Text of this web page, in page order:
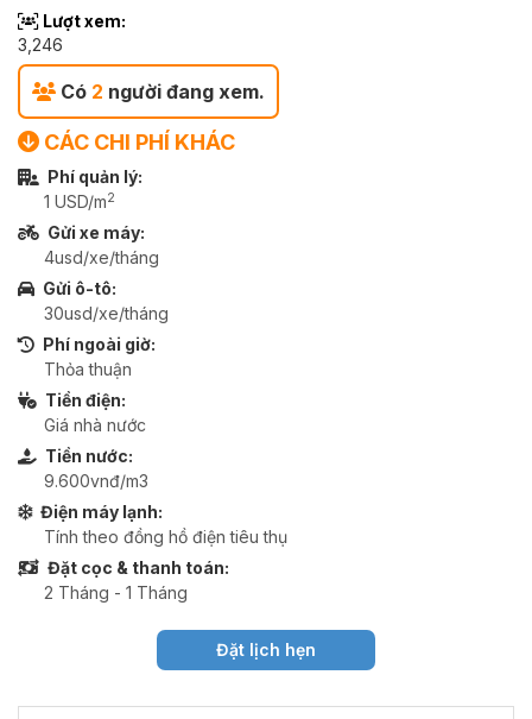
Lượt xem:
3,246
Có 2 người đang xem.
CÁC CHI PHÍ KHÁC
Phí quản lý:
1 USD/m2
Gửi xe máy:
4usd/xe/tháng
Gửi ô-tô:
30usd/xe/tháng
Phí ngoài giờ:
Thỏa thuận
Tiền điện:
Giá nhà nước
Tiền nước:
9.600vnđ/m3
Điện máy lạnh:
Tính theo đồng hồ điện tiêu thụ
Đặt cọc & thanh toán:
2 Tháng - 1 Tháng
Đặt lịch hẹn